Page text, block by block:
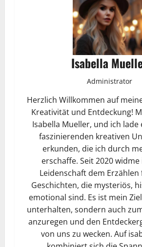
Isabella
Administrator
Herzlich Willkommen auf
Kreativität und Entdeckung!
Isabella Mueller, und ich lade
faszinierenden kreativen
erkunden, die ich durch
erschaffe. Seit 2020
Leidenschaft dem Erzählen
Geschichten, die mysteriös,
emotional sind. Es ist mein
unterhalten, sondern auch
anzuregen und den
von uns zu wecken. Auf